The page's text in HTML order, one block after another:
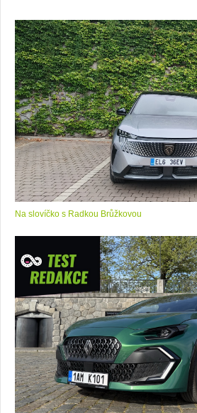
Na slovíčko s Radkou Brůžkovou